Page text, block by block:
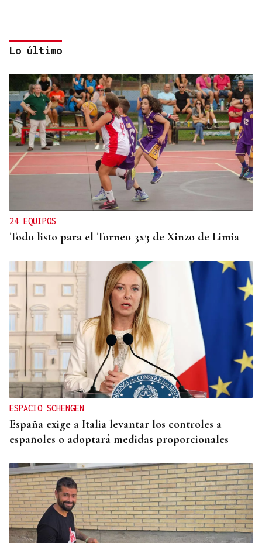
PROTOCOLO DE VIGILANCIA
Galicia vigila a los contactos del contagiado
franco-argentino por hantavirus
Lo último
24 EQUIPOS
Todo listo para el Torneo 3x3 de Xinzo de Limia
ESPACIO SCHENGEN
España exige a Italia levantar los controles a
españoles o adoptará medidas proporcionales